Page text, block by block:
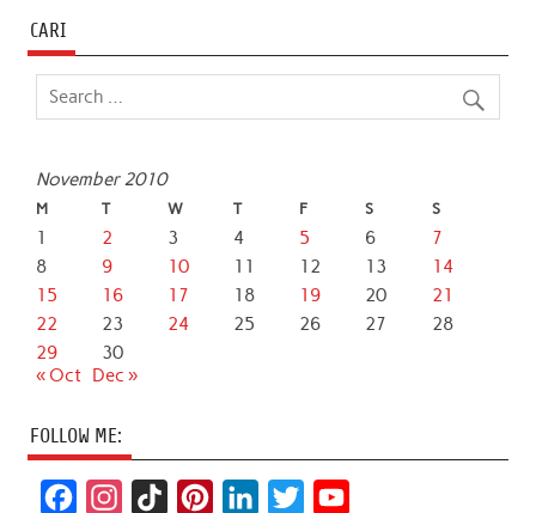
CARI
November 2010
M T W T F S S
1 2 3 4 5 6
7
8
9 10 11 12 13
14
15
16 17 18 19 20
21
22
23 24 25 26 27
28
29
30
« Oct
Dec »
FOLLOW ME: